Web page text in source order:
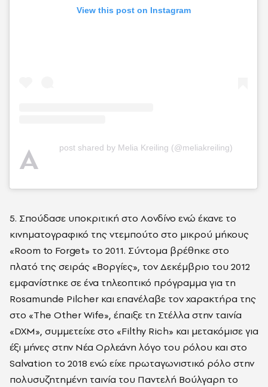
View this post on Instagram
A post shared by Melia Kreiling (@meliakreiling)
5. Σπούδασε υποκριτική στο Λονδίνο ενώ έκανε το
κινηματογραφικό της ντεμπούτο στο μικρού μήκους
«Room to Forget» το 2011. Σύντομα βρέθηκε στο
πλατό της σειράς «Βοργίες», τον Δεκέμβριο του 2012
εμφανίστηκε σε ένα τηλεοπτικό πρόγραμμα για τη
Rosamunde Pilcher και επανέλαβε τον χαρακτήρα της
στο «The Other Wife», έπαιξε τη Στέλλα στην ταινία
«DXM», συμμετείχε στο «Filthy Rich» και μετακόμισε για
έξι μήνες στην Νέα Ορλεάνη λόγο του ρόλου και στο
Salvation το 2018 ενώ είχε πρωταγωνιστικό ρόλο στην
πολυσυζητημένη ταινία του Παντελή Βούλγαρη το